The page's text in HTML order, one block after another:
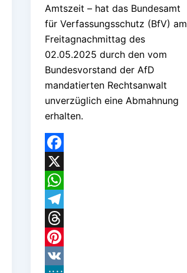
Amtszeit – hat das Bundesamt
für Verfassungsschutz (BfV) am
Freitagnachmittag des
02.05.2025 durch den vom
Bundesvorstand der AfD
mandatierten Rechtsanwalt
unverzüglich eine Abmahnung
erhalten.
Facebook
X
WhatsApp
Telegram
Threads
Pinterest